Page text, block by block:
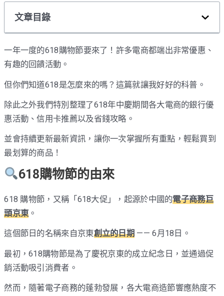
文章目錄
一年一度的618購物節要來了！許多電商都端出非常優惠、
有趣的回饋活動。
但你們知道618是怎麼來的嗎？這篇就讓我好好的科普。
除此之外我們特別整理了618年中慶期間各大電商的銀行優
惠活動、信用卡推薦以及省錢攻略。
並會持續更新最新資訊，讓你一次掌握所有重點，輕鬆買到
最划算的商品！
618購物節的由來
618 購物節，又稱「618大促」，起源於中國的電子商務巨
頭京東 。
這個節日的名稱來自京東創立的日期 —— 6月18日。
最初，618購物節是為了慶祝京東的成立紀念日，並通過促
銷活動吸引消費者。
然而，隨著電子商務的蓬勃發展，各大電商造節響應熱度不